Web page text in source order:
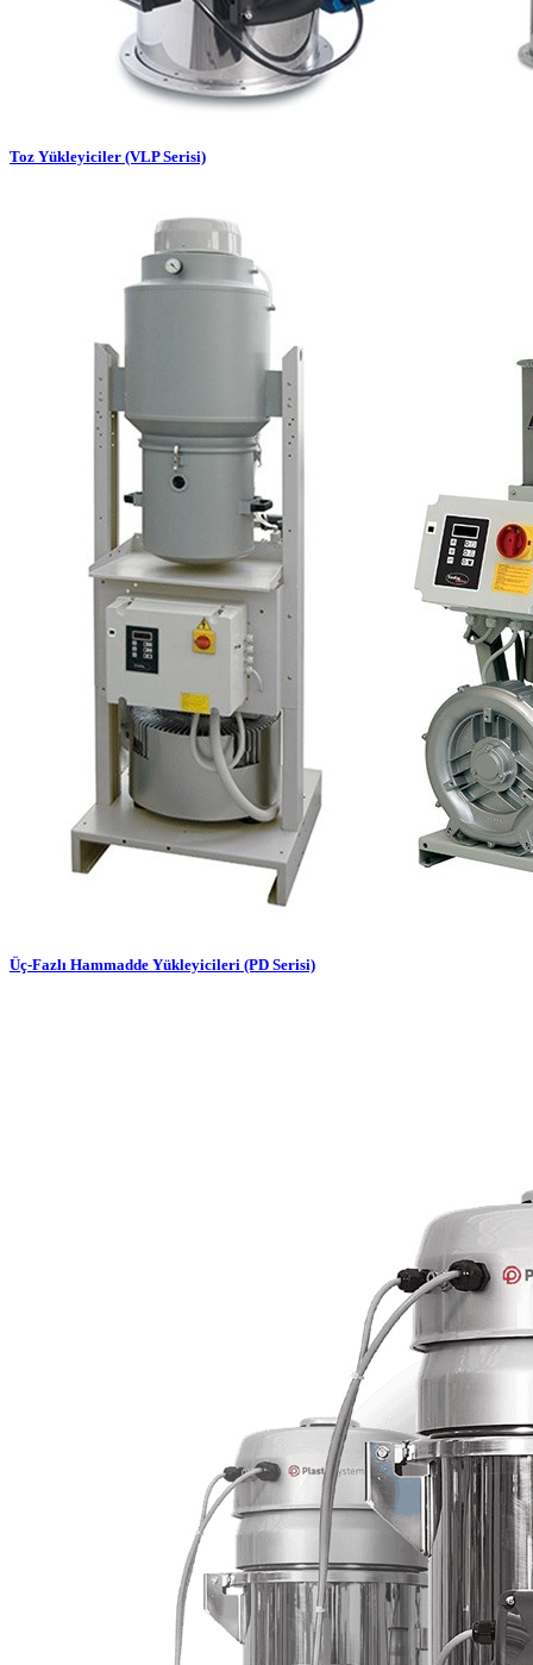
Toz Yükleyiciler (VLP Serisi)
Üç-Fazlı Hammadde Yükleyicileri (PD Serisi)